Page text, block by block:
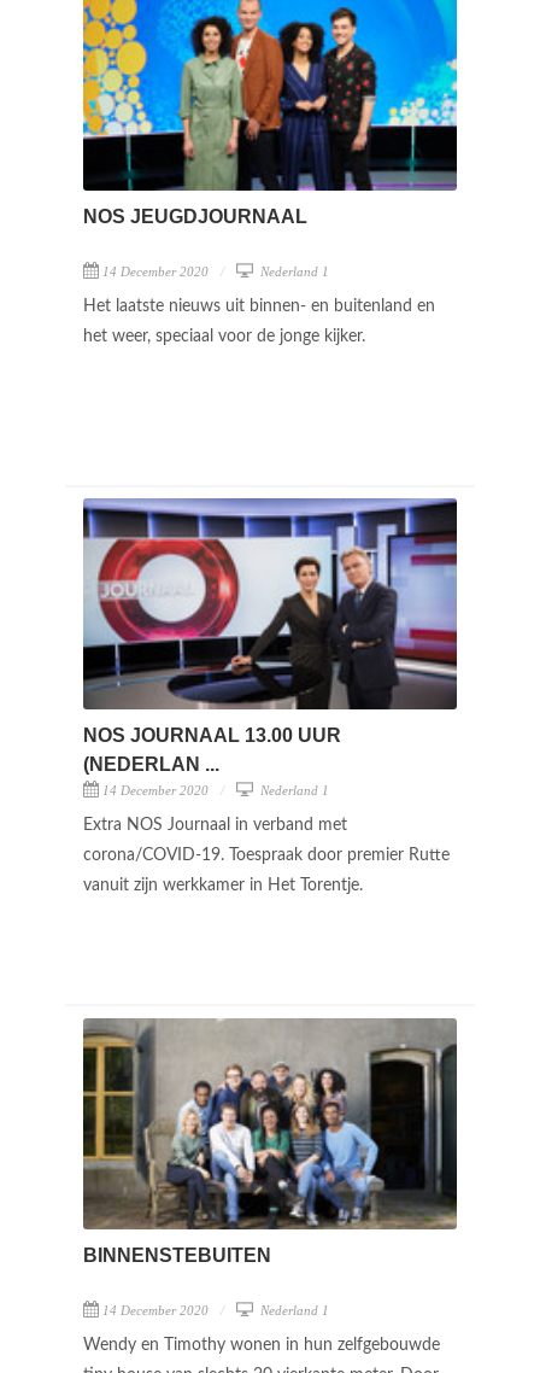
NOS JEUGDJOURNAAL
14 December 2020 Nederland 1
Het laatste nieuws uit binnen- en buitenland en
het weer, speciaal voor de jonge kijker.
NOS JOURNAAL 13.00 UUR
(NEDERLAN ...
14 December 2020 Nederland 1
Extra NOS Journaal in verband met
corona/COVID-19. Toespraak door premier Rutte
vanuit zijn werkkamer in Het Torentje.
BINNENSTEBUITEN
14 December 2020 Nederland 1
Wendy en Timothy wonen in hun zelfgebouwde